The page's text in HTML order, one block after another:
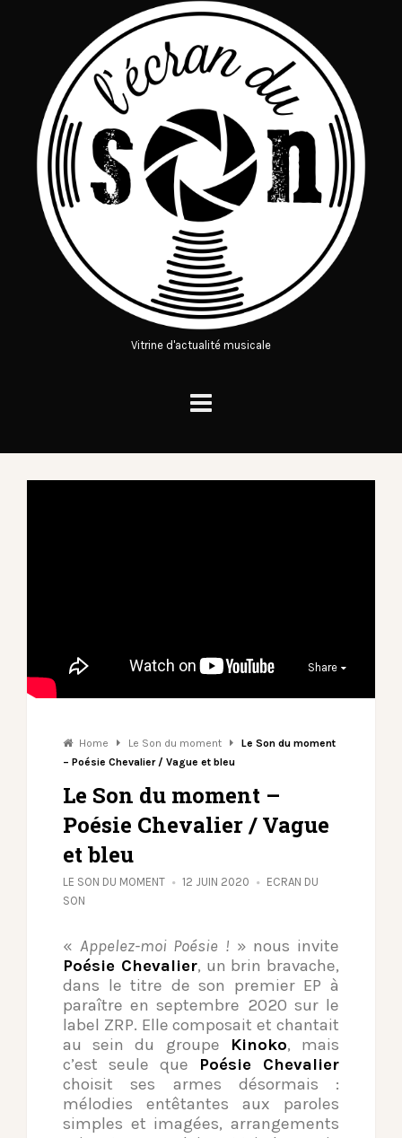
Vitrine d'actualité musicale
Share
Home Le Son du moment
Le Son du moment
– Poésie Chevalier / Vague et bleu
Le Son du moment –
Poésie Chevalier / Vague
et bleu
LE SON DU MOMENT 12 JUIN 2020
ECRAN DU
SON
« Appelez-moi Poésie ! » nous invite
Poésie Chevalier, un brin bravache,
dans le titre de son premier EP à
paraître en septembre 2020 sur le
label ZRP. Elle composait et chantait
au sein du groupe Kinoko, mais
c’est seule que Poésie Chevalier
choisit ses armes désormais :
mélodies entêtantes aux paroles
simples et imagées, arrangements